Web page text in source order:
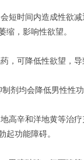
短时间内造成性欲
缩，影响性欲望。
，可降低性欲望，导
剂均会降低男性性
高辛和洋地黄等治
起功能障碍。